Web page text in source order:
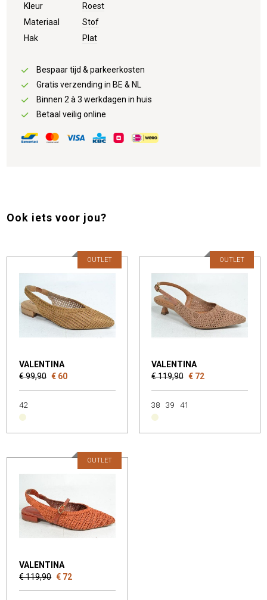
Kleur
Roest
Materiaal
Stof
Hak
Plat
Bespaar tijd & parkeerkosten
Gratis verzending in BE & NL
Binnen 2 à 3 werkdagen in huis
Betaal veilig online
Ook iets voor jou?
VALENTINA
€ 99,90 € 60
OUTLET
42
VALENTINA
€ 119,90 € 72
OUTLET
38 39 41
VALENTINA
€ 119,90 € 72
OUTLET